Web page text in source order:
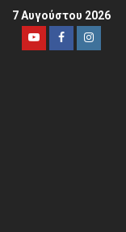
7 Αυγούστου 2026